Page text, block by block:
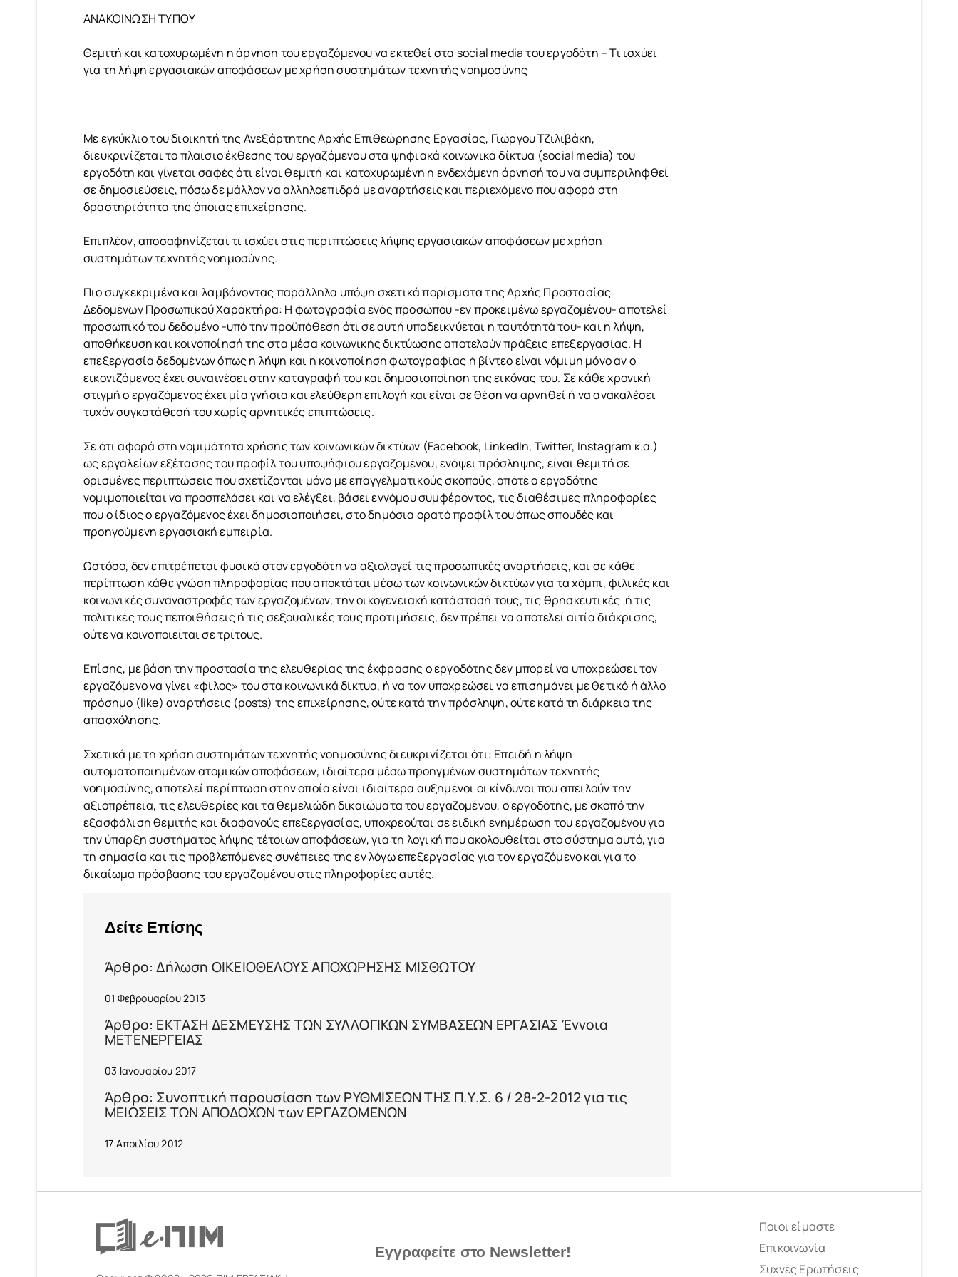
ΑΝΑΚΟΙΝΩΣΗ ΤΥΠΟΥ
Θεμιτή και κατοχυρωμένη η άρνηση του εργαζόμενου να εκτεθεί στα social media του εργοδότη – Τι ισχύει
για τη λήψη εργασιακών αποφάσεων με χρήση συστημάτων τεχνητής νοημοσύνης
Με εγκύκλιο του διοικητή της Ανεξάρτητης Αρχής Επιθεώρησης Εργασίας, Γιώργου Τζιλιβάκη,
διευκρινίζεται το πλαίσιο έκθεσης του εργαζόμενου στα ψηφιακά κοινωνικά δίκτυα (social media) του
εργοδότη και γίνεται σαφές ότι είναι θεμιτή και κατοχυρωμένη η ενδεχόμενη άρνησή του να συμπεριληφθεί
σε δημοσιεύσεις, πόσω δε μάλλον να αλληλοεπιδρά με αναρτήσεις και περιεχόμενο που αφορά στη
δραστηριότητα της όποιας επιχείρησης.
Επιπλέον, αποσαφηνίζεται τι ισχύει στις περιπτώσεις λήψης εργασιακών αποφάσεων με χρήση
συστημάτων τεχνητής νοημοσύνης.
Πιο συγκεκριμένα και λαμβάνοντας παράλληλα υπόψη σχετικά πορίσματα της Αρχής Προστασίας
Δεδομένων Προσωπικού Χαρακτήρα: Η φωτογραφία ενός προσώπου -εν προκειμένω εργαζομένου- αποτελεί
προσωπικό του δεδομένο -υπό την προϋπόθεση ότι σε αυτή υποδεικνύεται η ταυτότητά του- και η λήψη,
αποθήκευση και κοινοποίησή της στα μέσα κοινωνικής δικτύωσης αποτελούν πράξεις επεξεργασίας. Η
επεξεργασία δεδομένων όπως η λήψη και η κοινοποίηση φωτογραφίας ή βίντεο είναι νόμιμη μόνο αν ο
εικονιζόμενος έχει συναινέσει στην καταγραφή του και δημοσιοποίηση της εικόνας του. Σε κάθε χρονική
στιγμή ο εργαζόμενος έχει μία γνήσια και ελεύθερη επιλογή και είναι σε θέση να αρνηθεί ή να ανακαλέσει
τυχόν συγκατάθεσή του χωρίς αρνητικές επιπτώσεις.
Σε ότι αφορά στη νομιμότητα χρήσης των κοινωνικών δικτύων (Facebook, LinkedIn, Twitter, Instagram κ.α.)
ως εργαλείων εξέτασης του προφίλ του υποψήφιου εργαζομένου, ενόψει πρόσληψης, είναι θεμιτή σε
ορισμένες περιπτώσεις που σχετίζονται μόνο με επαγγελματικούς σκοπούς, οπότε ο εργοδότης
νομιμοποιείται να προσπελάσει και να ελέγξει, βάσει εννόμου συμφέροντος, τις διαθέσιμες πληροφορίες
που ο ίδιος ο εργαζόμενος έχει δημοσιοποιήσει, στο δημόσια ορατό προφίλ του όπως σπουδές και
προηγούμενη εργασιακή εμπειρία.
Ωστόσο, δεν επιτρέπεται φυσικά στον εργοδότη να αξιολογεί τις προσωπικές αναρτήσεις, και σε κάθε
περίπτωση κάθε γνώση πληροφορίας που αποκτάται μέσω των κοινωνικών δικτύων για τα χόμπι, φιλικές και
κοινωνικές συναναστροφές των εργαζομένων, την οικογενειακή κατάστασή τους, τις θρησκευτικές ή τις
πολιτικές τους πεποιθήσεις ή τις σεξουαλικές τους προτιμήσεις, δεν πρέπει να αποτελεί αιτία διάκρισης,
ούτε να κοινοποιείται σε τρίτους.
Επίσης, με βάση την προστασία της ελευθερίας της έκφρασης ο εργοδότης δεν μπορεί να υποχρεώσει τον
εργαζόμενο να γίνει «φίλος» του στα κοινωνικά δίκτυα, ή να τον υποχρεώσει να επισημάνει με θετικό ή άλλο
πρόσημο (like) αναρτήσεις (posts) της επιχείρησης, ούτε κατά την πρόσληψη, ούτε κατά τη διάρκεια της
απασχόλησης.
Σχετικά με τη χρήση συστημάτων τεχνητής νοημοσύνης διευκρινίζεται ότι: Επειδή η λήψη
αυτοματοποιημένων ατομικών αποφάσεων, ιδιαίτερα μέσω προηγμένων συστημάτων τεχνητής
νοημοσύνης, αποτελεί περίπτωση στην οποία είναι ιδιαίτερα αυξημένοι οι κίνδυνοι που απειλούν την
αξιοπρέπεια, τις ελευθερίες και τα θεμελιώδη δικαιώματα του εργαζομένου, ο εργοδότης, με σκοπό την
εξασφάλιση θεμιτής και διαφανούς επεξεργασίας, υποχρεούται σε ειδική ενημέρωση του εργαζομένου για
την ύπαρξη συστήματος λήψης τέτοιων αποφάσεων, για τη λογική που ακολουθείται στο σύστημα αυτό, για
τη σημασία και τις προβλεπόμενες συνέπειες της εν λόγω επεξεργασίας για τον εργαζόμενο και για το
δικαίωμα πρόσβασης του εργαζομένου στις πληροφορίες αυτές.
Δείτε Επίσης
Άρθρο: Δήλωση ΟΙΚΕΙΟΘΕΛΟΥΣ ΑΠΟΧΩΡΗΣΗΣ ΜΙΣΘΩΤΟΥ
01 Φεβρουαρίου 2013
Άρθρο: ΕΚΤΑΣΗ ΔΕΣΜΕΥΣΗΣ ΤΩΝ ΣΥΛΛΟΓΙΚΩΝ ΣΥΜΒΑΣΕΩΝ ΕΡΓΑΣΙΑΣ Έννοια
ΜΕΤΕΝΕΡΓΕΙΑΣ
03 Ιανουαρίου 2017
Άρθρο: Συνοπτική παρουσίαση των ΡΥΘΜΙΣΕΩΝ ΤΗΣ Π.Υ.Σ. 6 / 28-2-2012 για τις
ΜΕΙΩΣΕΙΣ ΤΩΝ ΑΠΟΔΟΧΩΝ των ΕΡΓΑΖΟΜΕΝΩΝ
17 Απριλίου 2012
Εγγραφείτε στο Newsletter!
Ποιοι είμαστε
Επικοινωνία
Συχνές Ερωτήσεις